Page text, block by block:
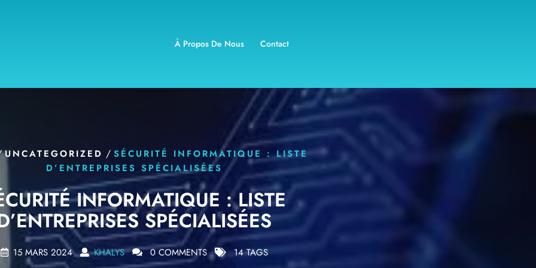
À Propos De Nous Contact
UNCATEGORIZED / SÉCURITÉ INFORMATIQUE : LISTE
D’ENTREPRISES SPÉCIALISÉES
INFORMATIQUE : LISTE
SPÉCIALISÉES
15 MARS 2024 KHALYS 0 COMMENTS 14 TAGS